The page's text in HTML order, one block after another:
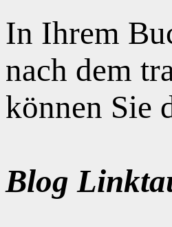
In Ihrem
nach dem
können Sie
Blog